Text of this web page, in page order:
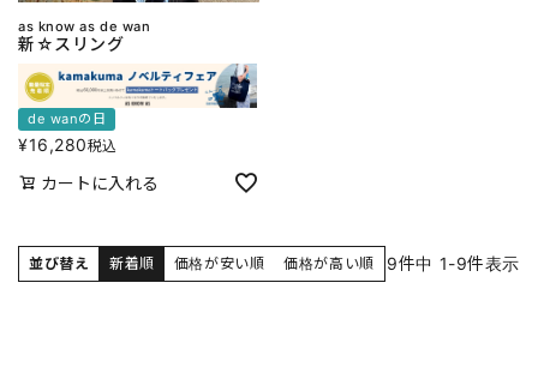
as know as de wan
新☆スリング
de wanの日
¥16,280税込
カートに入れる
並び替え 新着順 価格が安い順 価格が高い順 9件中 1-9件表示